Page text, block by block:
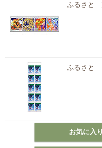
ふるさと
ふるさと